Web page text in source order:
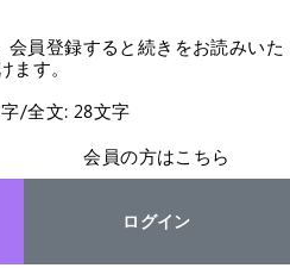
会員登録すると続きをお読みいた
ます。
/全文: 28文字
会員の方はこちら
ログイン